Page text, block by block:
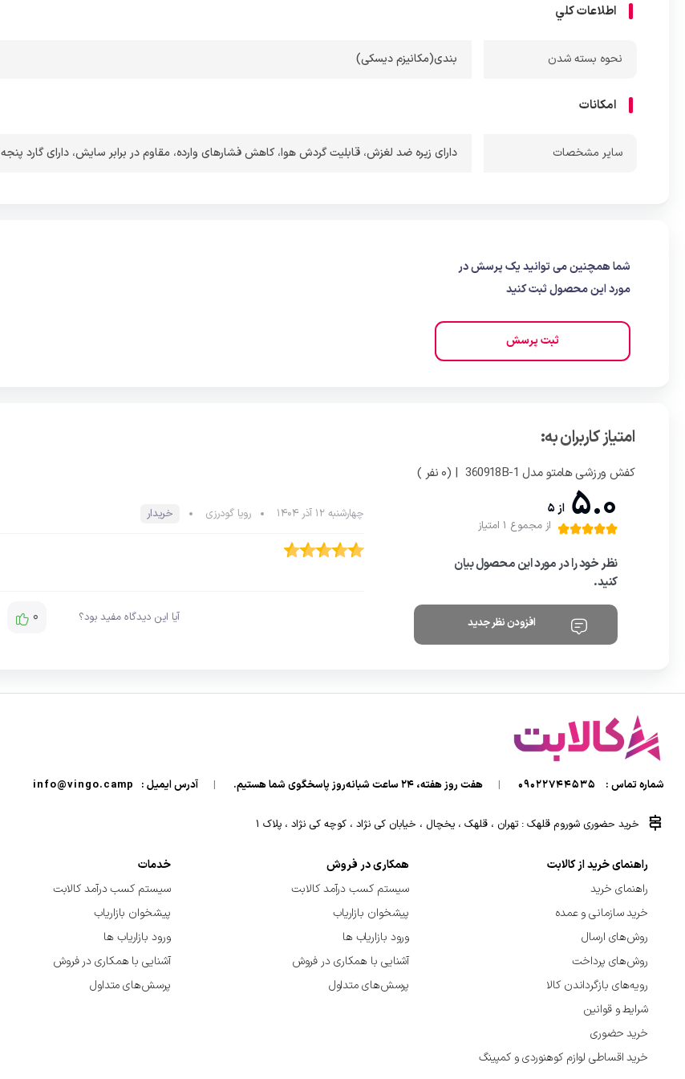
اطلاعات کلي
نحوه بسته شدن بندی(مکانیزم دیسکی)
امکانات
ساير مشخصات دارای زیره ضد لغزش،قابلیت گردش هوا،کاهش فشارهای وارده، مقاوم در برابر سایش،دارای گارد پنجه
شما همچنین می توانید یک پرسش در
مورد این محصول ثبت کنید
ثبت پرسش
امتیاز کاربران به:
کفش ورزشی هامتو مدل 360918B-1 | (0 نفر )
5.0 از 5
از مجموع 1 امتیاز
نظر خود را در مورد این محصول بیان
کنید.
افزودن نظر جدید
چهارشنبه 12 آذر 1404 رویا گودرزی خریدار
آیا این دیدگاه مفید بود؟ 0
شماره تماس : 09022744535
| هفت روز هفته، ۲۴ ساعت شبانه‌روز پاسخگوی شما هستیم. | آدرس ایمیل : info@vingo.camp
خرید حضوری شوروم قلهک : تهران ، قلهک ، یخچال ، خیابان کی نژاد ، کوچه کی نژاد ، پلاک ۱
راهنمای خرید از کالابت
راهنمای خرید
خرید سازمانی و عمده
روش‌های ارسال
روش‌های پرداخت
رویه‌های بازگرداندن کالا
شرایط و قوانین
خرید حضوری
خرید اقساطی لوازم کوهنوردی و کمپینگ
همکاری در فروش
سیستم کسب درآمد کالابت
پیشخوان بازاریاب
ورود بازاریاب ها
آشنایی با همکاری در فروش
پرسش‌های متداول
خدمات
سیستم کسب درآمد کالابت
پیشخوان بازاریاب
ورود بازاریاب ها
آشنایی با همکاری در فروش
پرسش‌های متداول